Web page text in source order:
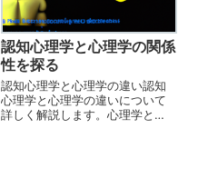
認知心理学と心理学の関係
性を探る
認知心理学と心理学の違い認知
心理学と心理学の違いについて
詳しく解説します。心理学と